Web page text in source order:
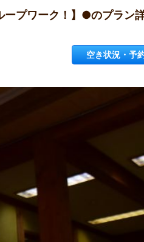
ープワーク！】●のプラン
空き状況・予